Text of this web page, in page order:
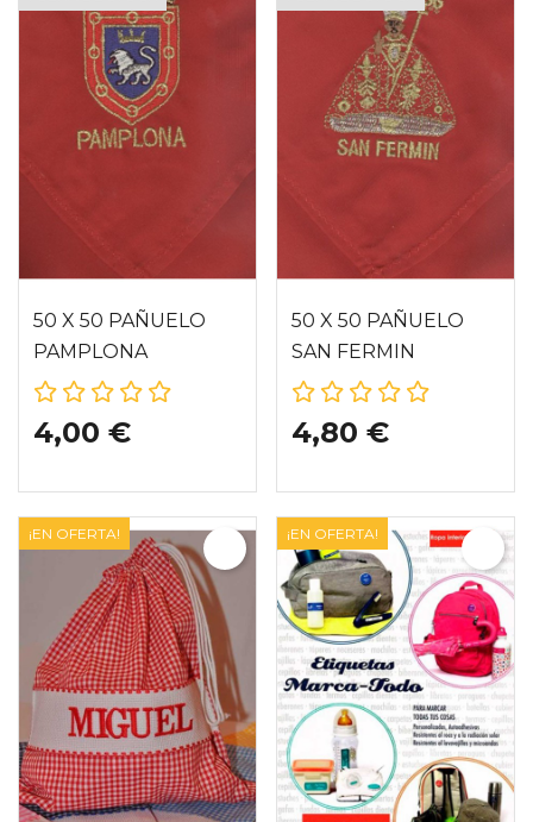
50 X 50 PAÑUELO
PAMPLONA
4,00 €
50 X 50 PAÑUELO
SAN FERMIN
4,80 €
¡EN OFERTA! ¡EN OFERTA!